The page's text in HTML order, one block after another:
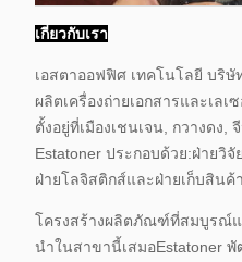
เกี่ยวกับเรา
เอสตาออฟฟิศ เทคโนโลยี บริ
ผลิตเครื่องถ่ายเอกสารและเลเ
ตั้งอยู่ที่เมืองเชนเจน, กวางดง,
Estatoner ประกอบด้วย:ฝ่ายวิ
ฝ่ายโลจิสติกส์และฝ่ายเก็บสินค้
โครงสร้างผลิตภัณฑ์ที่สมบูรณ์แ
นําในสาขานี้เสมอEstatoner